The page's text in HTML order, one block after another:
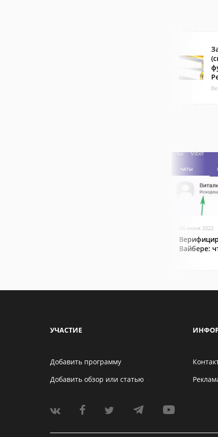
04 июня 2022
Вайбере:
УЧАСТИЕ
Добавить программу
Добавить обзор или статью